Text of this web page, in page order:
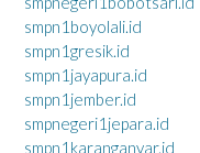
smpn1boyolali.id
smpn1gresik.id
smpn1jayapura.id
smpn1jember.id
smpnegeri1jepara.id
smpn1karanganyar.id